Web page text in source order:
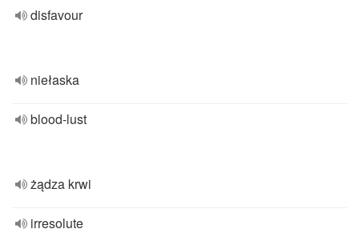
disfavour
niełaska
blood-lust
żądza krwi
irresolute